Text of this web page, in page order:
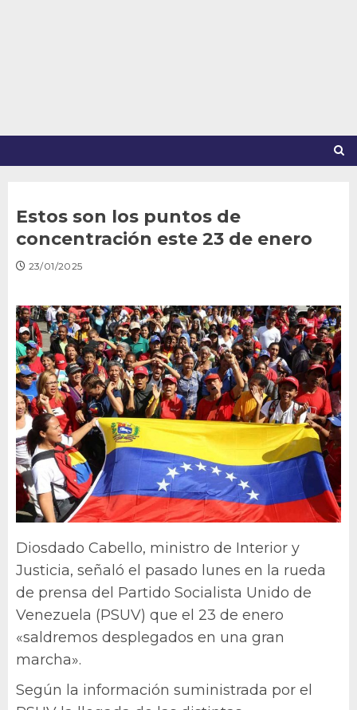
Estos son los puntos de
concentración este 23 de enero
23/01/2025
Diosdado Cabello, ministro de Interior y
Justicia, señaló el pasado lunes en la rueda
de prensa del Partido Socialista Unido de
Venezuela (PSUV) que el 23 de enero
«saldremos desplegados en una gran
marcha».
Según la información suministrada por el